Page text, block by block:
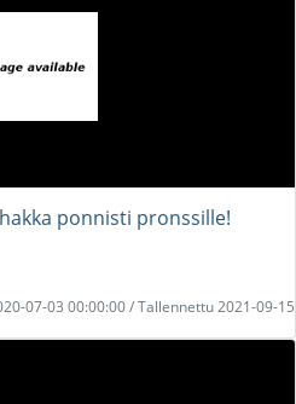
ponnisti pronssille!
07-03 00:00:00 / Tallennettu 2021-09-15